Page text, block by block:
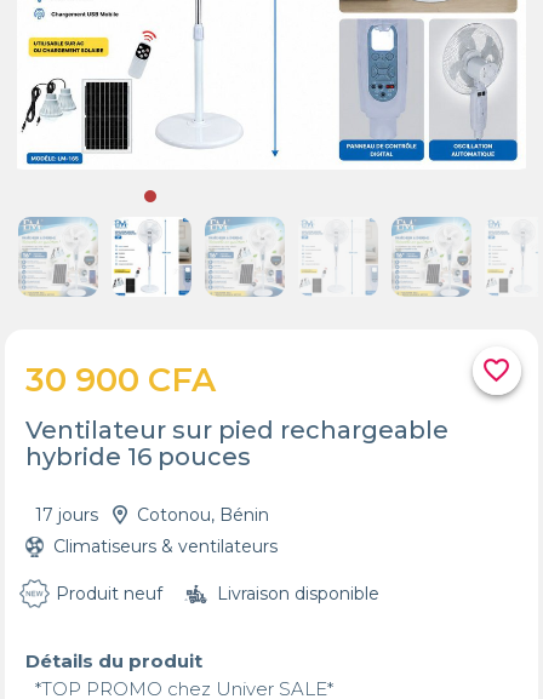
favorite_border
30 900 CFA
Ventilateur sur pied rechargeable
hybride 16 pouces
17 jours
Cotonou, Bénin
Climatiseurs & ventilateurs
Produit neuf Livraison disponible
Détails du produit